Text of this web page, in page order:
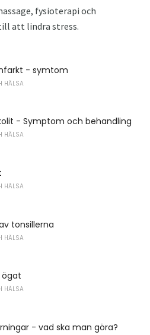
fysioterapi och
att lindra stress.
- symtom
HÄLSA
- Symptom och behandling
HÄLSA
HÄLSA
tonsillerna
HÄLSA
ögat
HÄLSA
- vad ska man göra?